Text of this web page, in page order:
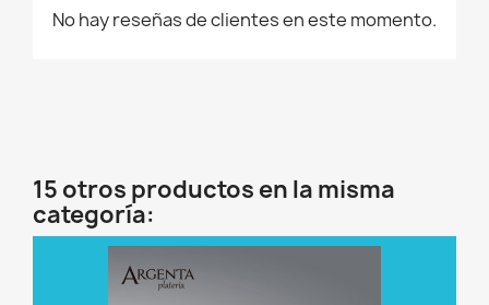
No hay reseñas de clientes en este momento.
15 otros productos en la misma
categoría: